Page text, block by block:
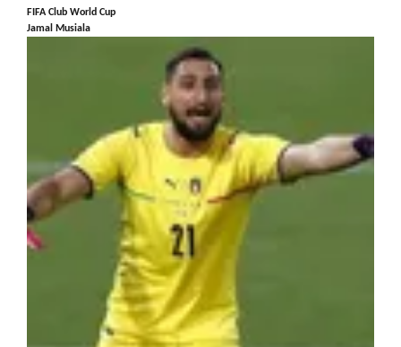
FIFA Club World Cup
Jamal Musiala